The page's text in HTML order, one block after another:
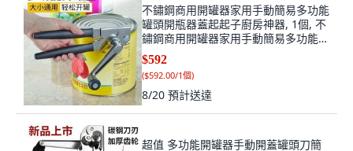
不鏽鋼商用開罐器家用手動簡易多功能
罐頭開瓶器蓋起起子廚房神器, 1個, 不
鏽鋼商用開罐器家用手動簡易多功能罐
頭開
$592
($592.00/1個)
8/20 預計送達
超值 多功能開罐器手動開蓋罐頭刀簡